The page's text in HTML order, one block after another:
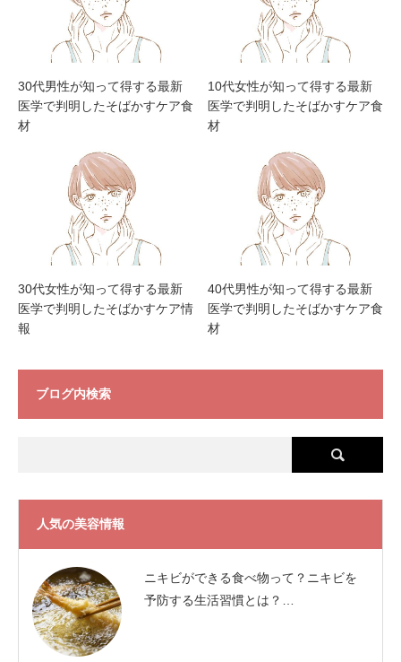
30代男性が知って得する最新
医学で判明したそばかすケア食
材
10代女性が知って得する最新
医学で判明したそばかすケア食
材
30代女性が知って得する最新
医学で判明したそばかすケア情
報
40代男性が知って得する最新
医学で判明したそばかすケア食
材
ブログ内検索
人気の美容情報
ニキビができる食べ物って？ニキビを
予防する生活習慣とは？…